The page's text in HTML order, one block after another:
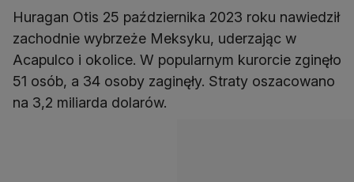
Huragan Otis 25 października 2023 roku nawiedził
zachodnie wybrzeże Meksyku, uderzając w
Acapulco i okolice. W popularnym kurorcie zginęło
51 osób, a 34 osoby zaginęły. Straty oszacowano
na 3,2 miliarda dolarów.